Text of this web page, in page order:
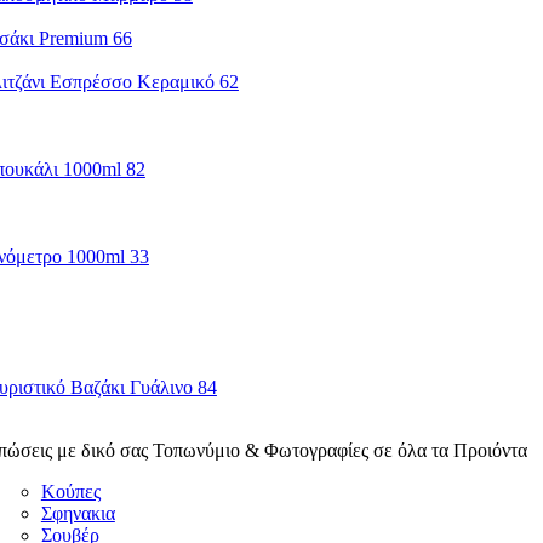
με δικό σας Τοπωνύμιο & Φωτογραφίες σε όλα τα Προιόντα
Κούπες
Σφηνακια
Σουβέρ